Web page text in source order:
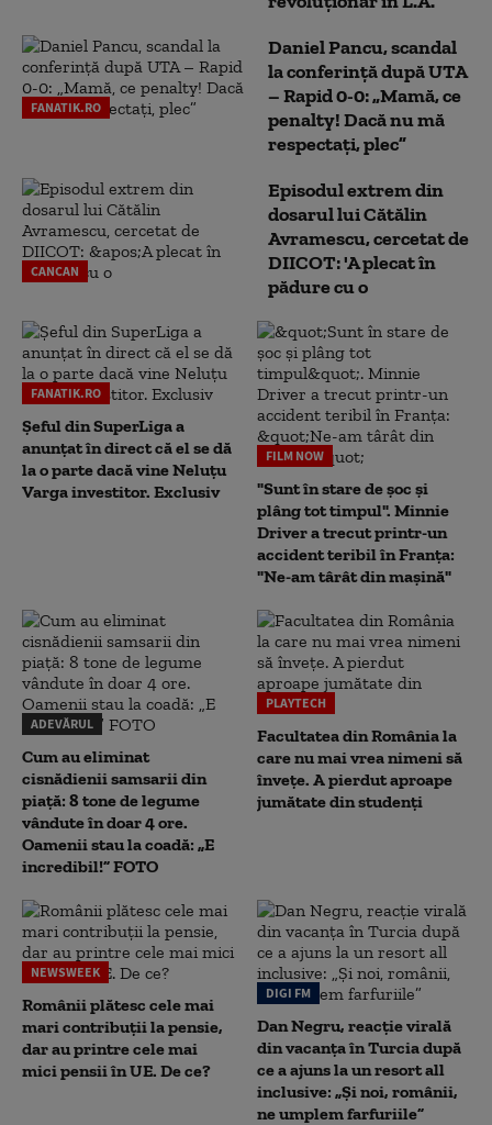
FANATIK.RO
Daniel Pancu, scandal
la conferință după UTA
– Rapid 0-0: „Mamă, ce
penalty! Dacă nu mă
respectați, plec”
CANCAN
Episodul extrem din
dosarul lui Cătălin
Avramescu, cercetat de
DIICOT: 'A plecat în
pădure cu o
FANATIK.RO
Șeful din SuperLiga a
anunțat în direct că el se dă
la o parte dacă vine Neluțu
Varga investitor. Exclusiv
FILM NOW
"Sunt în stare de șoc și
plâng tot timpul". Minnie
Driver a trecut printr-un
accident teribil în Franța:
"Ne-am târât din mașină"
ADEVĂRUL
Cum au eliminat
cisnădienii samsarii din
piață: 8 tone de legume
vândute în doar 4 ore.
Oamenii stau la coadă: „E
incredibil!” FOTO
PLAYTECH
Facultatea din România la
care nu mai vrea nimeni să
înveţe. A pierdut aproape
jumătate din studenţi
NEWSWEEK
Românii plătesc cele mai
mari contribuții la pensie,
dar au printre cele mai
mici pensii în UE. De ce?
DIGI FM
Dan Negru, reacție virală
din vacanța în Turcia după
ce a ajuns la un resort all
inclusive: „Și noi, românii,
ne umplem farfuriile”